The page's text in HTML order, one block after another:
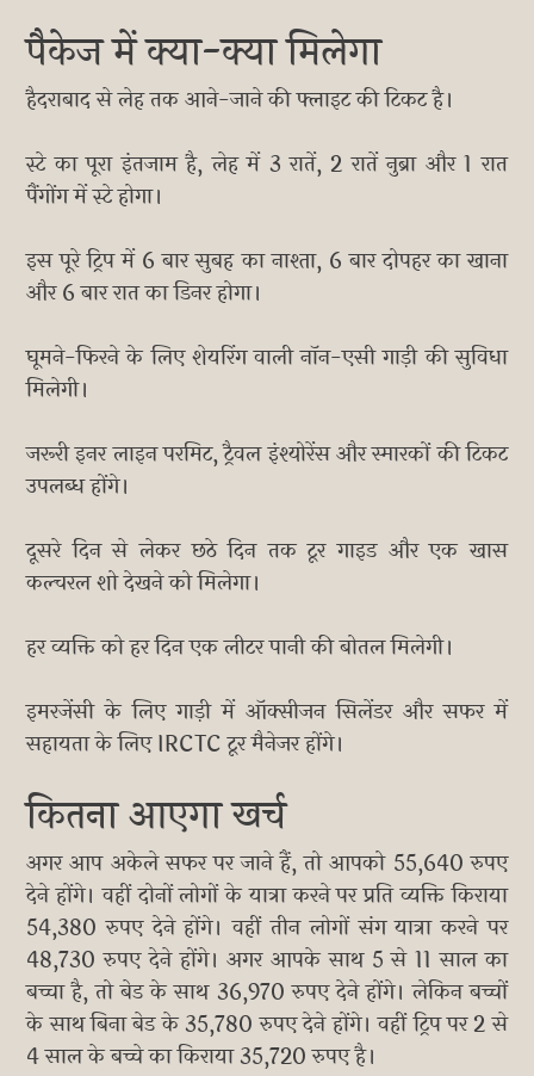
पैकेज में क्या-क्या मिलेगा
हैदराबाद से लेह तक आने-जाने की फ्लाइट की टिकट है।
स्टे का पूरा इंतजाम है, लेह में 3 रातें, 2 रातें नुब्रा और 1 रात
पैंगोंग में स्टे होगा।
इस पूरे ट्रिप में 6 बार सुबह का नाश्ता, 6 बार दोपहर का खाना
और 6 बार रात का डिनर होगा।
घूमने-फिरने के लिए शेयरिंग वाली नॉन-एसी गाड़ी की सुविधा
मिलेगी।
जरूरी इनर लाइन परमिट, ट्रैवल इंश्योरेंस और स्मारकों की टिकट
उपलब्ध होंगे।
दूसरे दिन से लेकर छठे दिन तक टूर गाइड और एक खास
कल्चरल शो देखने को मिलेगा।
हर व्यक्ति को हर दिन एक लीटर पानी की बोतल मिलेगी।
इमरजेंसी के लिए गाड़ी में ऑक्सीजन सिलेंडर और सफर में
सहायता के लिए IRCTC टूर मैनेजर होंगे।
कितना आएगा खर्च
अगर आप अकेले सफर पर जाने हैं, तो आपको 55,640 रुपए
देने होंगे। वहीं दोनों लोगों के यात्रा करने पर प्रति व्यक्ति किराया
54,380 रुपए देने होंगे। वहीं तीन लोगों संग यात्रा करने पर
48,730 रुपए देने होंगे। अगर आपके साथ 5 से 11 साल का
बच्चा है, तो बेड के साथ 36,970 रुपए देने होंगे। लेकिन बच्चों
के साथ बिना बेड के 35,780 रुपए देने होंगे। वहीं ट्रिप पर 2 से
4 साल के बच्चे का किराया 35,720 रुपए है।